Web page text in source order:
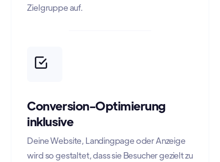
Zielgruppe auf.
Conversion-Optimierung
inklusive
Deine Website, Landingpage oder Anzeige
wird so gestaltet, dass sie Besucher gezielt zu